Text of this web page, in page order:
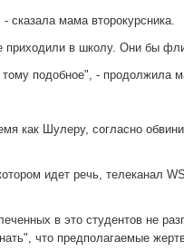
сказала мама второкурсника.
в школу. Они бы
подобное", - продолжила
как Шулеру, согласно
идет речь, телеканал
в это студентов не
что предполагаемые